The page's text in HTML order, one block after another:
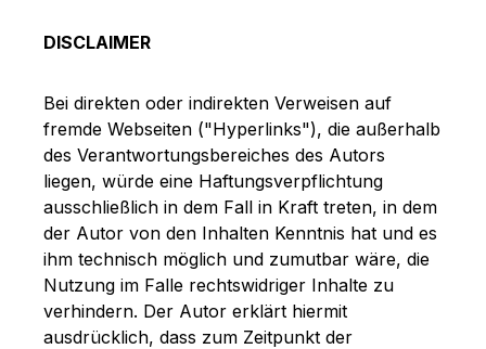
DISCLAIMER
Bei direkten oder indirekten Verweisen auf
fremde Webseiten ("Hyperlinks"), die außerhalb
des Verantwortungsbereiches des Autors
liegen, würde eine Haftungsverpflichtung
ausschließlich in dem Fall in Kraft treten, in dem
der Autor von den Inhalten Kenntnis hat und es
ihm technisch möglich und zumutbar wäre, die
Nutzung im Falle rechtswidriger Inhalte zu
verhindern. Der Autor erklärt hiermit
ausdrücklich, dass zum Zeitpunkt der